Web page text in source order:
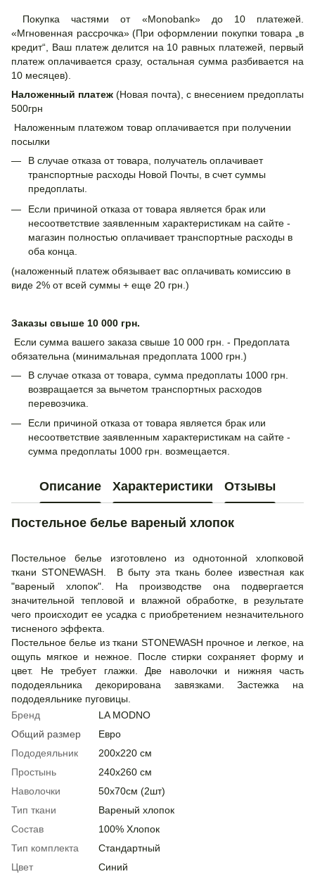
Покупка частями от «Monobank» до 10 платежей.
«Мгновенная рассрочка» (При оформлении покупки товара „в
кредит“, Ваш платеж делится на 10 равных платежей, первый
платеж оплачивается сразу, остальная сумма разбивается на
10 месяцев).
Наложенный платеж (Новая почта), с внесением предоплаты
500грн
Наложенным платежом товар оплачивается при получении
посылки
В случае отказа от товара, получатель оплачивает
транспортные расходы Новой Почты, в счет суммы
предоплаты.
Если причиной отказа от товара является брак или
несоответствие заявленным характеристикам на сайте -
магазин полностью оплачивает транспортные расходы в
оба конца.
(наложенный платеж обязывает вас оплачивать комиссию в
виде 2% от всей суммы + еще 20 грн.)
Заказы свыше 10 000 грн.
Если сумма вашего заказа свыше 10 000 грн. - Предоплата
обязательна (минимальная предоплата 1000 грн.)
В случае отказа от товара, сумма предоплаты 1000 грн.
возвращается за вычетом транспортных расходов
перевозчика.
Если причиной отказа от товара является брак или
несоответствие заявленным характеристикам на сайте -
сумма предоплаты 1000 грн. возмещается.
Описание Характеристики Отзывы
Постельное белье вареный хлопок
Постельное белье изготовлено из однотонной хлопковой
ткани STONEWASH. В быту эта ткань более известная как
"вареный хлопок". На производстве она подвергается
значительной тепловой и влажной обработке, в результате
чего происходит ее усадка с приобретением незначительного
тисненого эффекта.
Постельное белье из ткани STONEWASH прочное и легкое, на
ощупь мягкое и нежное. После стирки сохраняет форму и
цвет. Не требует глажки. Две наволочки и нижняя часть
пододеяльника декорирована завязками. Застежка на
пододеяльнике пуговицы.
Бренд
LA MODNO
Общий размер
Евро
Пододеяльник
200х220 см
Простынь
240х260 см
Наволочки
50х70см (2шт)
Тип ткани
Вареный хлопок
Состав
100% Хлопок
Тип комплекта
Стандартный
Цвет
Cиний